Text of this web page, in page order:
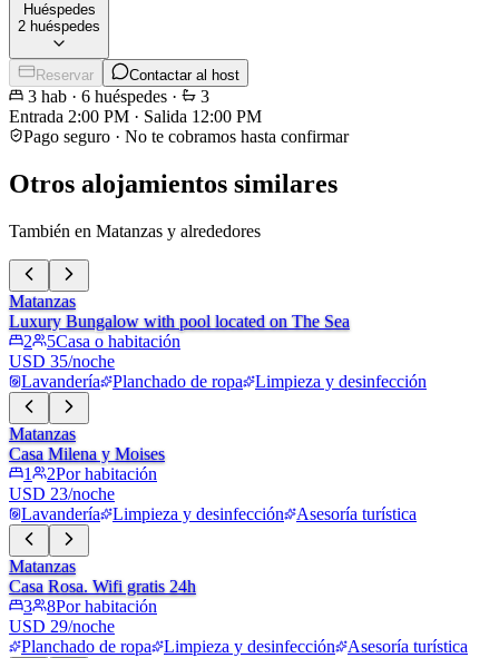
Huéspedes
2 huéspedes
Reservar Contactar al host
3 hab · 6 huéspedes ·
3
Entrada 2:00 PM · Salida 12:00 PM
Pago seguro · No te cobramos hasta confirmar
Otros alojamientos similares
También en Matanzas y alrededores
Matanzas
Luxury Bungalow with pool located on The Sea
2
5Casa o habitación
USD 35/noche
Lavandería
Planchado de ropa Limpieza y desinfección
Matanzas
Casa Milena y Moises
1
2Por habitación
USD 23/noche
Lavandería
Limpieza y desinfección Asesoría turística
Matanzas
Casa Rosa. Wifi gratis 24h
3
8Por habitación
USD 29/noche
Planchado de ropa
Limpieza y desinfección Asesoría turística